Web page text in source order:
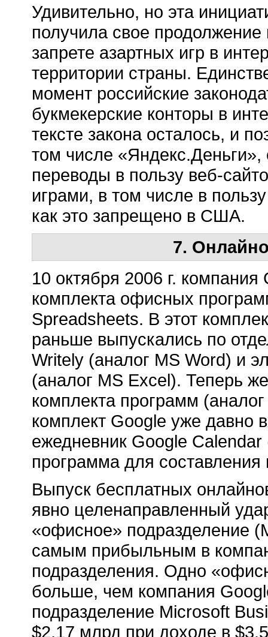
Удивительно, но эта
получила свое
запрете азартных игр в
территории страны.
момент российские
букмекерские конторы в
тексте закона осталось, и
том числе
переводы в пользу веб-
играми, в том числе в
как это запрещено в США.
7.
10 октября 2006 г.
комплекта офисных
Spreadsheets. В этот
раньше выпускались по
Writely (аналог MS Word) и
(аналог MS Excel). Теперь
комплекта программ
комплект Google уже давно
ежедневник Google Calendar
программа для
Выпуск бесплатных
явно целенаправленный
«офисное» подразделение
самым прибыльным в
подразделения. Одно
больше, чем компания
подразделение Microsoft
$2,17 млрд при доходе в